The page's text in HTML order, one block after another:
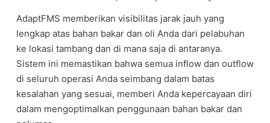
AdaptFMS memberikan visibilitas jarak jauh yang
lengkap atas bahan bakar dan oli Anda dari pelabuhan
ke lokasi tambang dan di mana saja di antaranya.
Sistem ini memastikan bahwa semua inflow dan outflow
di seluruh operasi Anda seimbang dalam batas
kesalahan yang sesuai, memberi Anda kepercayaan diri
dalam mengoptimalkan penggunaan bahan bakar dan